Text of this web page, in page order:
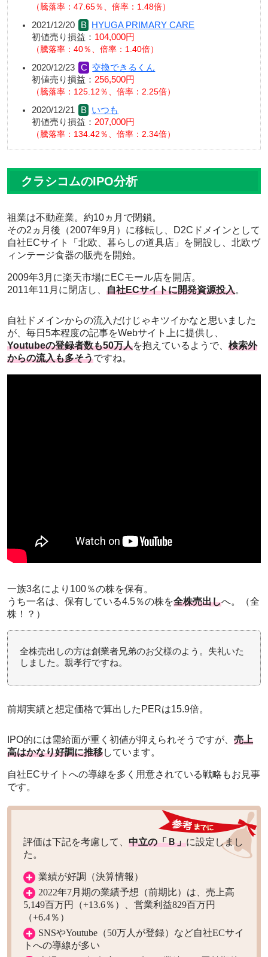
騰落率：47.65％、倍率：1.48倍
2021/12/20
HYUGA PRIMARY CARE
初値売り損益： 104,000円
騰落率：40％、倍率：1.40倍
2020/12/23
交換できるくん
初値売り損益： 256,500円
騰落率：125.12％、倍率：2.25倍
2020/12/21
いつも
初値売り損益： 207,000円
騰落率：134.42％、倍率：2.34倍
クラシコムのIPO分析
祖業は不動産業。約10ヵ月で閉鎖。
その2ヵ月後（2007年9月）に移転し、D2Cドメインとして
自社ECサイト「北欧、暮らしの道具店」を開設し、北欧ヴ
ィンテージ食器の販売を開始。
2009年3月に楽天市場にECモール店を開店。
2011年11月に閉店し、 自社ECサイトに開発資源投入。
自社ドメインからの流入だけじゃキツイかなと思いました
が、毎日5本程度の記事をWebサイト上に提供し、
Youtubeの登録者数も50万人を抱えているようで、 検索外
からの流入も多そうですね。
一族3名により100％の株を保有。
うち一名は、保有している4.5％の株を全株売出しへ。（全
株！？）
全株売出しの方は創業者兄弟のお父様のよう。失礼いた
しました。親孝行ですね。
前期実績と想定価格で算出したPERは15.9倍。
IPO的には需給面が重く初値が抑えられそうですが、 売上
高はかなり好調に推移しています。
自社ECサイトへの導線を多く用意されている戦略もお見事
です。
評価は下記を考慮して、 中立の「Ｂ」に設定しまし
た。
業績が好調（決算情報）
2022年7月期の業績予想（前期比）は、売上高
5,149百万円（+13.6％）、営業利益829百万円
（+6.4％）
SNSやYoutube（50万人が登録）など自社ECサイ
トへの導線が多い